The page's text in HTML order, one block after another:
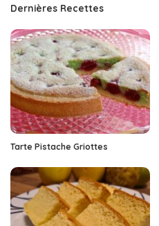
Dernières Recettes
Tarte Pistache Griottes